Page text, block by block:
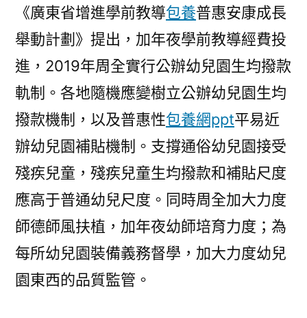
《廣東省增進學前教導包養普惠安康成長
舉動計劃》提出，加年夜學前教導經費投
進，2019年周全實行公辦幼兒園生均撥款
軌制。各地隨機應變樹立公辦幼兒園生均
撥款機制，以及普惠性包養網ppt平易近
辦幼兒園補貼機制。支撐通俗幼兒園接受
殘疾兒童，殘疾兒童生均撥款和補貼尺度
應高于普通幼兒尺度。同時周全加大力度
師德師風扶植，加年夜幼師培育力度；為
每所幼兒園裝備義務督學，加大力度幼兒
園東西的品質監管。